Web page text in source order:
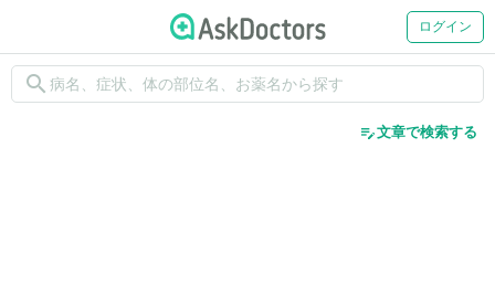
ログイン
search
edit_note文章で検索する